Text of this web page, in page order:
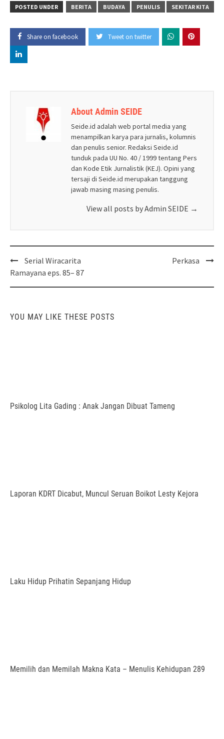
POSTED UNDER BERITA BUDAYA PENULIS SEKITAR KITA
Share on facebook Tweet on twitter
About Admin SEIDE
Seide.id adalah web portal media yang
menampilkan karya para jurnalis, kolumnis
dan penulis senior. Redaksi Seide.id
tunduk pada UU No. 40 / 1999 tentang Pers
dan Kode Etik Jurnalistik (KEJ). Opini yang
tersaji di Seide.id merupakan tanggung
jawab masing masing penulis.
View all posts by Admin SEIDE →
Post
navigation
Serial Wiracarita
Ramayana eps. 85– 87
Perkasa
YOU MAY LIKE THESE POSTS
Psikolog Lita Gading : Anak Jangan Dibuat Tameng
Laporan KDRT Dicabut, Muncul Seruan Boikot Lesty Kejora
Laku Hidup Prihatin Sepanjang Hidup
Memilih dan Memilah Makna Kata – Menulis Kehidupan 289